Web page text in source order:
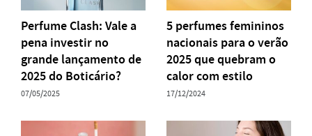
Perfume Clash: Vale a
pena investir no
grande lançamento de
2025 do Boticário?
07/05/2025
5 perfumes femininos
nacionais para o verão
2025 que quebram o
calor com estilo
17/12/2024